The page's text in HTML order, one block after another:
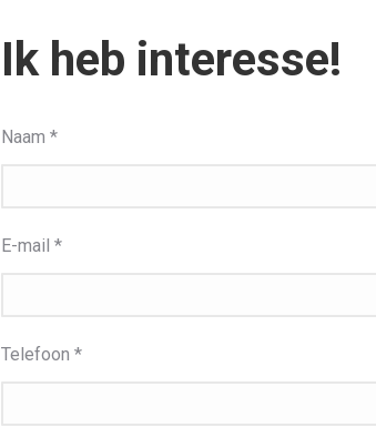
Ik heb interesse!
Naam *
E-mail *
Telefoon *